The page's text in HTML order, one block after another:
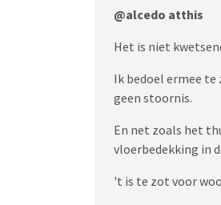
Ik snap dat deze
speciaal onderwijs,
zitten? Ik zie (in
aansluiting vinden
Ze is zo zichtbaar
toch snel dood!"
Ik twijfel ook
@alcedo atthis
Het is niet
Ik bedoel ermee
geen stoornis.
En net zoals het
vloerbedekking in
't is te zot voor